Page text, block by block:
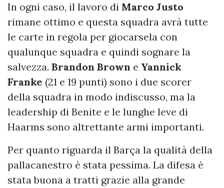
In ogni caso, il lavoro di Marco Justo
rimane ottimo e questa squadra avrà tutte
le carte in regola per giocarsela con
qualunque squadra e quindi sognare la
salvezza. Brandon Brown e Yannick
Franke (21 e 19 punti) sono i due scorer
della squadra in modo indiscusso, ma la
leadership di Benite e le lunghe leve di
Haarms sono altrettante armi importanti.
Per quanto riguarda il Barça la qualità della
pallacanestro è stata pessima. La difesa è
stata buona a tratti grazie alla grande